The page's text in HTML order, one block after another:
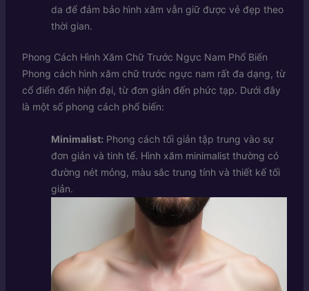
da để đảm bảo hình xăm vẫn giữ được vẻ đẹp theo
thời gian.
Phong Cách Hình Xăm Chữ Trước Ngực Nam Phổ Biến
Phong cách hình xăm chữ trước ngực nam rất đa dạng, từ
cổ điển đến hiện đại, từ đơn giản đến phức tạp. Dưới đây
là một số phong cách phổ biến:
Minimalist: Phong cách tối giản tập trung vào sự
đơn giản và tinh tế. Hình xăm minimalist thường có
đường nét mỏng, màu sắc trung tính và thiết kế tối
giản.